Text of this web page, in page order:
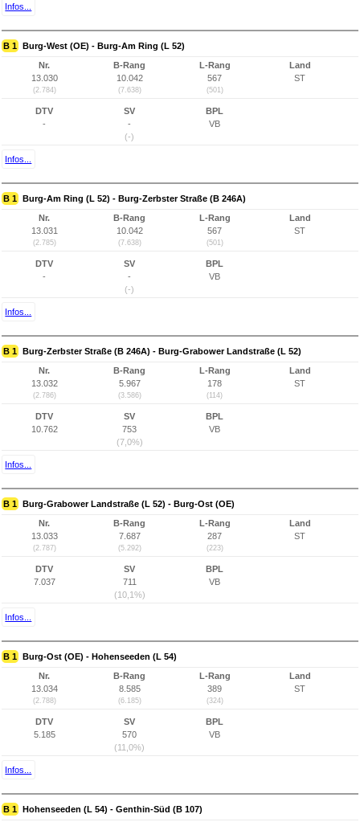
Infos...
B 1 Burg-West (OE) - Burg-Am Ring (L 52)
Nr.
13.030
(2.784)
B-Rang
10.042
(7.638)
L-Rang
567
(501)
Land
ST
DTV
-
SV
-
(-)
BPL
VB
Infos...
B 1 Burg-Am Ring (L 52) - Burg-Zerbster Straße (B 246A)
Nr.
13.031
(2.785)
B-Rang
10.042
(7.638)
L-Rang
567
(501)
Land
ST
DTV
-
SV
-
(-)
BPL
VB
Infos...
B 1 Burg-Zerbster Straße (B 246A) - Burg-Grabower Landstraße (L 52)
Nr.
13.032
(2.786)
B-Rang
5.967
(3.586)
L-Rang
178
(114)
Land
ST
DTV
10.762
SV
753
(7,0%)
BPL
VB
Infos...
B 1 Burg-Grabower Landstraße (L 52) - Burg-Ost (OE)
Nr.
13.033
(2.787)
B-Rang
7.687
(5.292)
L-Rang
287
(223)
Land
ST
DTV
7.037
SV
711
(10,1%)
BPL
VB
Infos...
B 1 Burg-Ost (OE) - Hohenseeden (L 54)
Nr.
13.034
(2.788)
B-Rang
8.585
(6.185)
L-Rang
389
(324)
Land
ST
DTV
5.185
SV
570
(11,0%)
BPL
VB
Infos...
B 1 Hohenseeden (L 54) - Genthin-Süd (B 107)